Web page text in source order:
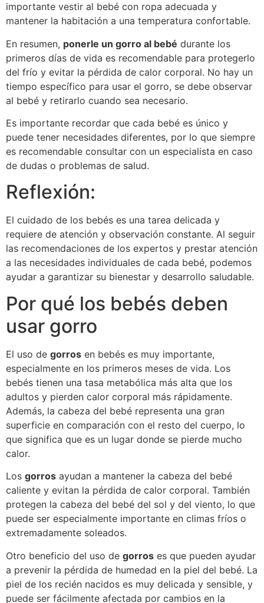
importante vestir al bebé con ropa adecuada y
mantener la habitación a una temperatura confortable.
En resumen, ponerle un gorro al bebé durante los
primeros días de vida es recomendable para protegerlo
del frío y evitar la pérdida de calor corporal. No hay un
tiempo específico para usar el gorro, se debe observar
al bebé y retirarlo cuando sea necesario.
Es importante recordar que cada bebé es único y
puede tener necesidades diferentes, por lo que siempre
es recomendable consultar con un especialista en caso
de dudas o problemas de salud.
Reflexión:
El cuidado de los bebés es una tarea delicada y
requiere de atención y observación constante. Al seguir
las recomendaciones de los expertos y prestar atención
a las necesidades individuales de cada bebé, podemos
ayudar a garantizar su bienestar y desarrollo saludable.
Por qué los bebés deben
usar gorro
El uso de gorros en bebés es muy importante,
especialmente en los primeros meses de vida. Los
bebés tienen una tasa metabólica más alta que los
adultos y pierden calor corporal más rápidamente.
Además, la cabeza del bebé representa una gran
superficie en comparación con el resto del cuerpo, lo
que significa que es un lugar donde se pierde mucho
calor.
Los gorros ayudan a mantener la cabeza del bebé
caliente y evitan la pérdida de calor corporal. También
protegen la cabeza del bebé del sol y del viento, lo que
puede ser especialmente importante en climas fríos o
extremadamente soleados.
Otro beneficio del uso de gorros es que pueden ayudar
a prevenir la pérdida de humedad en la piel del bebé. La
piel de los recién nacidos es muy delicada y sensible, y
puede ser fácilmente afectada por cambios en la